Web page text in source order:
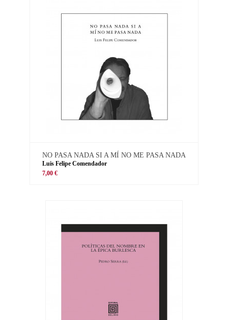
NO PASA NADA SI A MÍ NO ME PASA NADA
Luis Felipe Comendador
7,00 €